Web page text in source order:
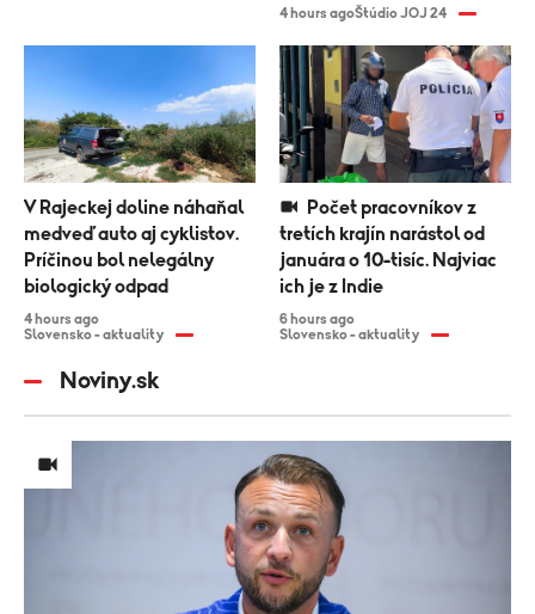
4 hours agoŠtúdio JOJ 24
V Rajeckej doline náhaňal
medveď auto aj cyklistov.
Príčinou bol nelegálny
biologický odpad
4 hours ago
Slovensko - aktuality
tretích krajín narástol od
januára o 10-tisíc. Najviac
ich je z Indie
6 hours ago
Slovensko - aktuality
Noviny.sk